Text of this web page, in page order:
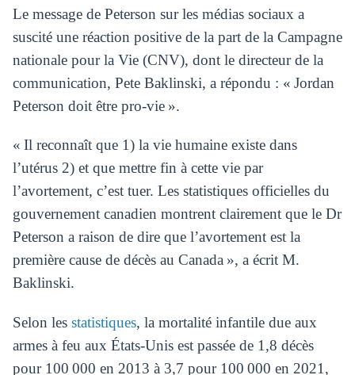
Le message de Peterson sur les médias sociaux a
suscité une réaction positive de la part de la Campagne
nationale pour la Vie (CNV), dont le directeur de la
communication, Pete Baklinski, a répondu : « Jordan
Peterson doit être pro-vie ».
« Il reconnaît que 1) la vie humaine existe dans
l’utérus 2) et que mettre fin à cette vie par
l’avortement, c’est tuer. Les statistiques officielles du
gouvernement canadien montrent clairement que le Dr
Peterson a raison de dire que l’avortement est la
première cause de décès au Canada », a écrit M.
Baklinski.
Selon les statistiques, la mortalité infantile due aux
armes à feu aux États-Unis est passée de 1,8 décès
pour 100 000 en 2013 à 3,7 pour 100 000 en 2021,